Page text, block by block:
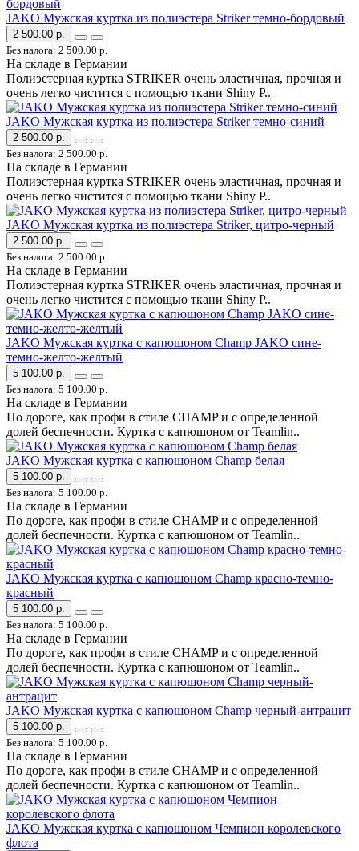
JAKO Мужская куртка из полиэстера Striker темно-бордовый
2 500.00 р.
Без налога: 2 500.00 р.
На складе в Германии
Полиэстерная куртка STRIKER очень эластичная, прочная и
очень легко чистится с помощью ткани Shiny P..
JAKO Мужская куртка из полиэстера Striker темно-синий
2 500.00 р.
Без налога: 2 500.00 р.
На складе в Германии
Полиэстерная куртка STRIKER очень эластичная, прочная и
очень легко чистится с помощью ткани Shiny P..
JAKO Мужская куртка из полиэстера Striker, цитро-черный
2 500.00 р.
Без налога: 2 500.00 р.
На складе в Германии
Полиэстерная куртка STRIKER очень эластичная, прочная и
очень легко чистится с помощью ткани Shiny P..
JAKO Мужская куртка с капюшоном Champ JAKO сине-
темно-желто-желтый
5 100.00 р.
Без налога: 5 100.00 р.
На складе в Германии
По дороге, как профи в стиле CHAMP и с определенной
долей беспечности. Куртка с капюшоном от Teamlin..
JAKO Мужская куртка с капюшоном Champ белая
5 100.00 р.
Без налога: 5 100.00 р.
На складе в Германии
По дороге, как профи в стиле CHAMP и с определенной
долей беспечности. Куртка с капюшоном от Teamlin..
JAKO Мужская куртка с капюшоном Champ красно-темно-
красный
5 100.00 р.
Без налога: 5 100.00 р.
На складе в Германии
По дороге, как профи в стиле CHAMP и с определенной
долей беспечности. Куртка с капюшоном от Teamlin..
JAKO Мужская куртка с капюшоном Champ черный-антрацит
5 100.00 р.
Без налога: 5 100.00 р.
На складе в Германии
По дороге, как профи в стиле CHAMP и с определенной
долей беспечности. Куртка с капюшоном от Teamlin..
JAKO Мужская куртка с капюшоном Чемпион королевского
флота